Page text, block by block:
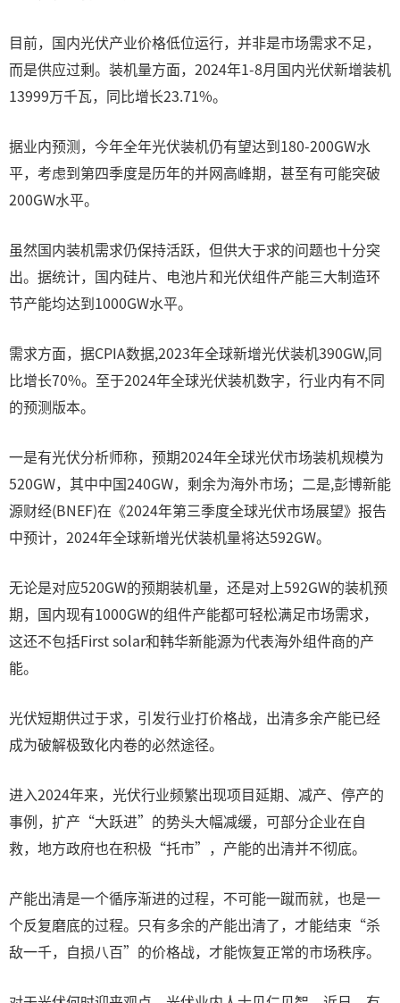
目前，国内光伏产业价格低位运行，并非是市场需求不足，
而是供应过剩。装机量方面，2024年1-8月国内光伏新增装机
13999万千瓦，同比增长23.71%。
据业内预测，今年全年光伏装机仍有望达到180-200GW水
平，考虑到第四季度是历年的并网高峰期，甚至有可能突破
200GW水平。
虽然国内装机需求仍保持活跃，但供大于求的问题也十分突
出。据统计，国内硅片、电池片和光伏组件产能三大制造环
节产能均达到1000GW水平。
需求方面，据CPIA数据,2023年全球新增光伏装机390GW,同
比增长70%。至于2024年全球光伏装机数字，行业内有不同
的预测版本。
一是有光伏分析师称，预期2024年全球光伏市场装机规模为
520GW，其中中国240GW，剩余为海外市场；二是,彭博新能
源财经(BNEF)在《2024年第三季度全球光伏市场展望》报告
中预计，2024年全球新增光伏装机量将达592GW。
无论是对应520GW的预期装机量，还是对上592GW的装机预
期，国内现有1000GW的组件产能都可轻松满足市场需求，
这还不包括First solar和韩华新能源为代表海外组件商的产
能。
光伏短期供过于求，引发行业打价格战，出清多余产能已经
成为破解极致化内卷的必然途径。
进入2024年来，光伏行业频繁出现项目延期、减产、停产的
事例，扩产“大跃进”的势头大幅减缓，可部分企业在自
救，地方政府也在积极“托市”，产能的出清并不彻底。
产能出清是一个循序渐进的过程，不可能一蹴而就，也是一
个反复磨底的过程。只有多余的产能出清了，才能结束“杀
敌一千，自损八百”的价格战，才能恢复正常的市场秩序。